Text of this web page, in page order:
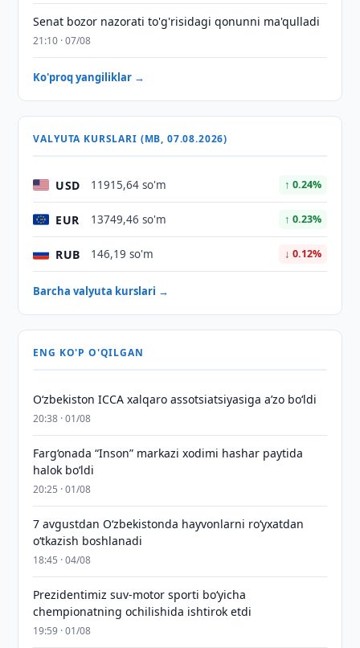
Senat bozor nazorati to'g'risidagi qonunni ma'qulladi
21:10 · 07/08
Ko'proq yangiliklar →
VALYUTA KURSLARI (MB, 07.08.2026)
USD 11915,64 so'm ↑ 0.24%
EUR 13749,46 so'm ↑ 0.23%
RUB 146,19 so'm ↓ 0.12%
Barcha valyuta kurslari →
ENG KO'P O'QILGAN
O‘zbekiston ICCA xalqaro assotsiatsiyasiga aʼzo bo‘ldi
20:38 · 01/08
Farg‘onada “Inson” markazi xodimi hashar paytida
halok bo‘ldi
20:25 · 01/08
7 avgustdan O‘zbekistonda hayvonlarni ro‘yxatdan
o‘tkazish boshlanadi
18:45 · 04/08
Prezidentimiz suv-motor sporti bo‘yicha
chempionatning ochilishida ishtirok etdi
19:59 · 01/08